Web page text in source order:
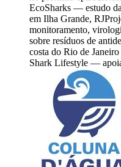
EcoSharks — estudo
em Ilha Grande,
monitoramento,
sobre resíduos de
costa do Rio de
Shark Lifestyle —